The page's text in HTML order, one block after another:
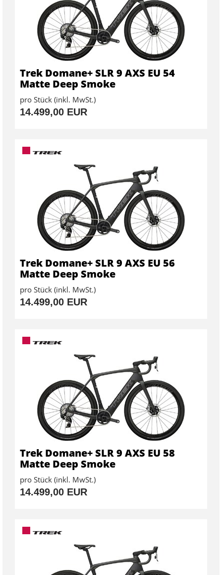
Trek Domane+ SLR 9 AXS EU 54
Matte Deep Smoke
pro Stück (inkl. MwSt.)
14.499,00 EUR
Trek Domane+ SLR 9 AXS EU 56
Matte Deep Smoke
pro Stück (inkl. MwSt.)
14.499,00 EUR
Trek Domane+ SLR 9 AXS EU 58
Matte Deep Smoke
pro Stück (inkl. MwSt.)
14.499,00 EUR